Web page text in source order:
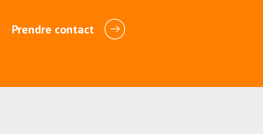
Prendre contact